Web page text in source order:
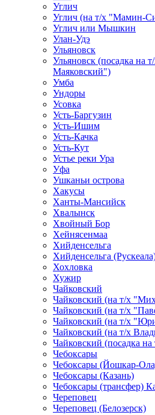
Углич
Углич (на т/х "Мамин-
Углич или Мышкин
Улан-Удэ
Ульяновск
Ульяновск (посадка на
Маяковский")
Умба
Ундоры
Усовка
Усть-Баргузин
Усть-Ишим
Усть-Качка
Усть-Кут
Устье реки Ура
Уфа
Ушканьи острова
Хакусы
Ханты-Мансийск
Хвалынск
Хвойный Бор
Хейнясенмаа
Хийденсельга
Хийденсельга
Хохловка
Хужир
Чайковский
Чайковский (на т/х
Чайковский (на т/х
Чайковский (на т/х
Чайковский (на т/х
Чайковский (посадка
Чебоксары
Чебоксары (Йошкар-
Чебоксары (Казань)
Чебоксары (трансфер)
Череповец
Череповец (Белозерск)